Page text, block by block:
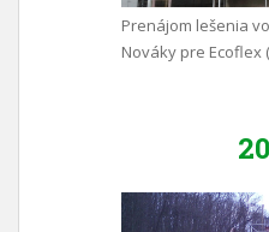
Prenájom lešenia
Nováky pre Ecoflex